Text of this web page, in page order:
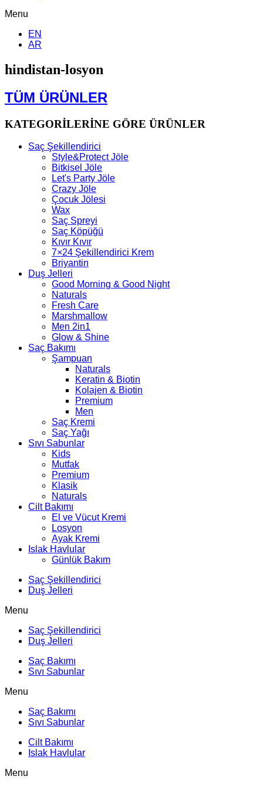
Menu
EN
AR
hindistan-losyon
TÜM ÜRÜNLER
KATEGORİLERİNE GÖRE ÜRÜNLER
Saç Şekillendirici
Style&Protect Jöle
Bitkisel Jöle
Let's Party Jöle
Crazy Jöle
Çocuk Jölesi
Wax
Saç Spreyi
Saç Köpüğü
Kıvır Kıvır
7×24 Şekillendirici Krem
Briyantin
Duş Jelleri
Good Morning & Good Night
Naturals
Fresh Care
Marshmallow
Men 2in1
Glow & Shine
Saç Bakımı
Şampuan
Naturals
Keratin & Biotin
Kolajen & Biotin
Premium
Men
Saç Kremi
Saç Yağı
Sıvı Sabunlar
Kids
Mutfak
Premium
Klasik
Naturals
Cilt Bakımı
El ve Vücut Kremi
Losyon
Ayak Kremi
Islak Havlular
Günlük Bakım
Saç Şekillendirici
Duş Jelleri
Menu
Saç Şekillendirici
Duş Jelleri
Saç Bakımı
Sıvı Sabunlar
Menu
Saç Bakımı
Sıvı Sabunlar
Cilt Bakımı
Islak Havlular
Menu